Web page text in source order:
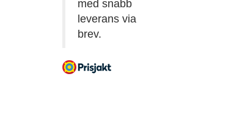
med snabb
leverans via
brev.